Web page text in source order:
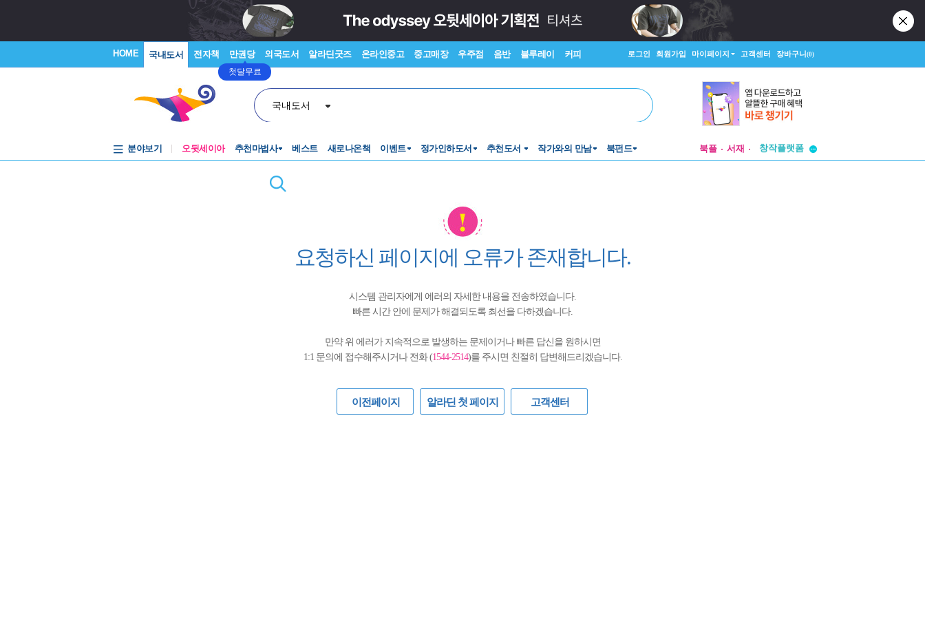
HOME 국내도서 전자책 만권당
첫달무료
외국도서 알라딘굿즈 온라인중고 중고매장 우주점 음반 블루레이 커피 로그인 회원가입 마이페이지 고객센터 장바구니(0)
국내도서
분야보기 오뒷세이아 추천마법사 베스트 새로나온책 이벤트 정가인하도서 추천도서 작가와의 만남 북펀드 북플 서재
창작플랫폼
투비컨티뉴드
요청하신 페이지에 오류가 존재합니다.
시스템 관리자에게 에러의 자세한 내용을 전송하였습니다.
빠른 시간 안에 문제가 해결되도록 최선을 다하겠습니다.
만약 위 에러가 지속적으로 발생하는 문제이거나 빠른 답신을 원하시면
1:1 문의에 접수해주시거나 전화 (1544-2514)를 주시면 친절히 답변해드리겠습니다.
이전페이지 알라딘 첫 페이지 고객센터